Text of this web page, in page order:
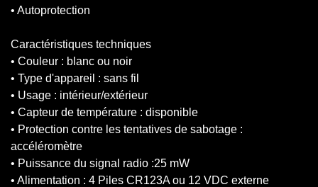
• Autoprotection
Caractéristiques techniques
• Couleur : blanc ou noir
• Type d'appareil : sans fil
• Usage : intérieur/extérieur
• Capteur de température : disponible
• Protection contre les tentatives de sabotage :
accéléromètre
• Puissance du signal radio :25 mW
• Alimentation : 4 Piles CR123A ou 12 VDC externe